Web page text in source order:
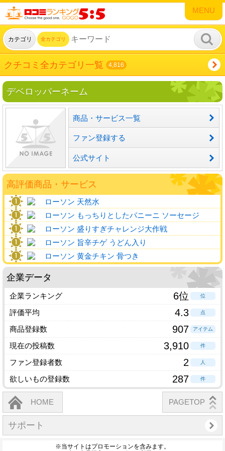
MENU
カテゴリ 全カテゴリ
クチコミ全カテゴリ一覧 4,816
デベロッパーネーム
商品・サービス一覧
ファン登録する
公式サイト
高評価商品・サービス
ローソン 天然水
ローソン もっちりとしたパニーニ ソーセージ
ローソン 盛りすぎチャレンジ大作戦
ローソン 旨辛チゲ うどん入り
ローソン 黄金チキン 骨つき
企業データ
企業ランキング 6位 位
評価平均 4.3 点
商品登録数 907 アイテム
現在の投稿数 3,910 件
ファン登録者数 2 人
欲しいもの登録数 287 件
HOME PAGETOP
サポート
※当サイトはプロモーションを含みます。